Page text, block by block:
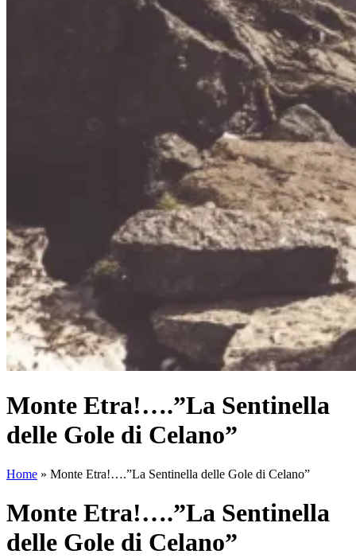
Monte Etra!….”La Sentinella
delle Gole di Celano”
Home » Monte Etra!….”La Sentinella delle Gole di Celano”
Monte Etra!….”La Sentinella
delle Gole di Celano”